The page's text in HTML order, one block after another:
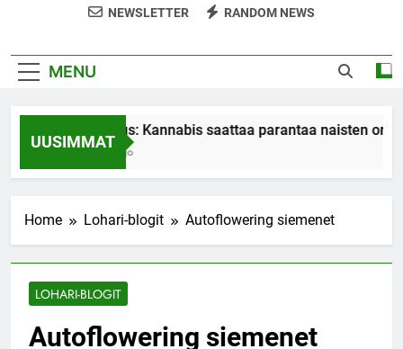
NEWSLETTER RANDOM NEWS
MENU
UUSIMMAT
Tutkimus: Kannabis saattaa parantaa naisten
7 Years Ago
Home Lohari-blogit Autoflowering siemenet
LOHARI-BLOGIT
Autoflowering siemenet